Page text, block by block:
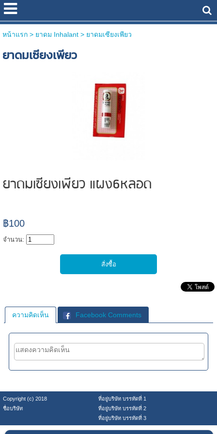
หน้าแรก> ยาดม Inhalant > ยาดมเซียงเพียว
ยาดมเซียงเพียว
ยาดมเซียงเพียว แผง6หลอด
฿100
จำนวน:
ความคิดเห็น Facebook Comments
Copyright (c) 2018
ที่อยู่บริษัท บรรทัดที่ 1
ชื่อบริษัท
ที่อยู่บริษัท บรรทัดที่ 2
ที่อยู่บริษัท บรรทัดที่ 3